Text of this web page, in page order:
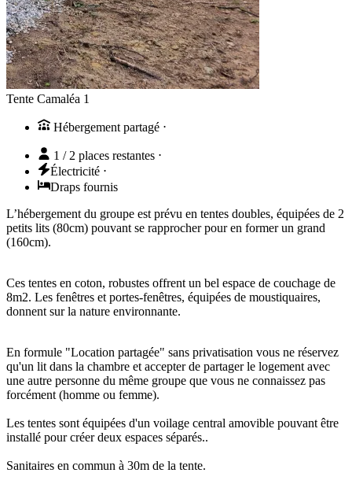
Tente Camaléa 1
Hébergement partagé ⋅
1 / 2 places restantes ⋅
Électricité ⋅
Draps fournis
L’hébergement du groupe est prévu en tentes doubles, équipées de 2
petits lits (80cm) pouvant se rapprocher pour en former un grand
(160cm).
Ces tentes en coton, robustes offrent un bel espace de couchage de
8m2. Les fenêtres et portes-fenêtres, équipées de moustiquaires,
donnent sur la nature environnante.
En formule "Location partagée" sans privatisation vous ne réservez
qu'un lit dans la chambre et accepter de partager le logement avec
une autre personne du même groupe que vous ne connaissez pas
forcément (homme ou femme).
Les tentes sont équipées d'un voilage central amovible pouvant être
installé pour créer deux espaces séparés..
Sanitaires en commun à 30m de la tente.